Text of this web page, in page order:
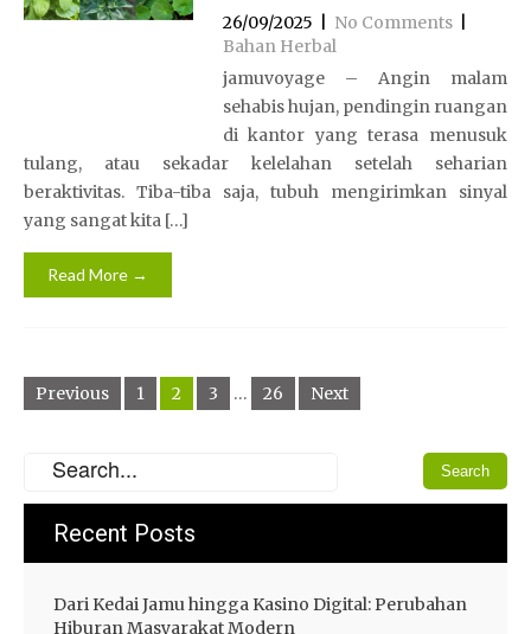
26/09/2025 No Comments
Bahan Herbal
jamuvoyage – Angin malam
sehabis hujan, pendingin ruangan
di kantor yang terasa menusuk
tulang, atau sekadar kelelahan setelah seharian
beraktivitas. Tiba-tiba saja, tubuh mengirimkan sinyal
yang sangat kita […]
Read More →
Posts
pagination
Previous 1 2 3 … 26 Next
Recent Posts
Dari Kedai Jamu hingga Kasino Digital: Perubahan
Hiburan Masyarakat Modern